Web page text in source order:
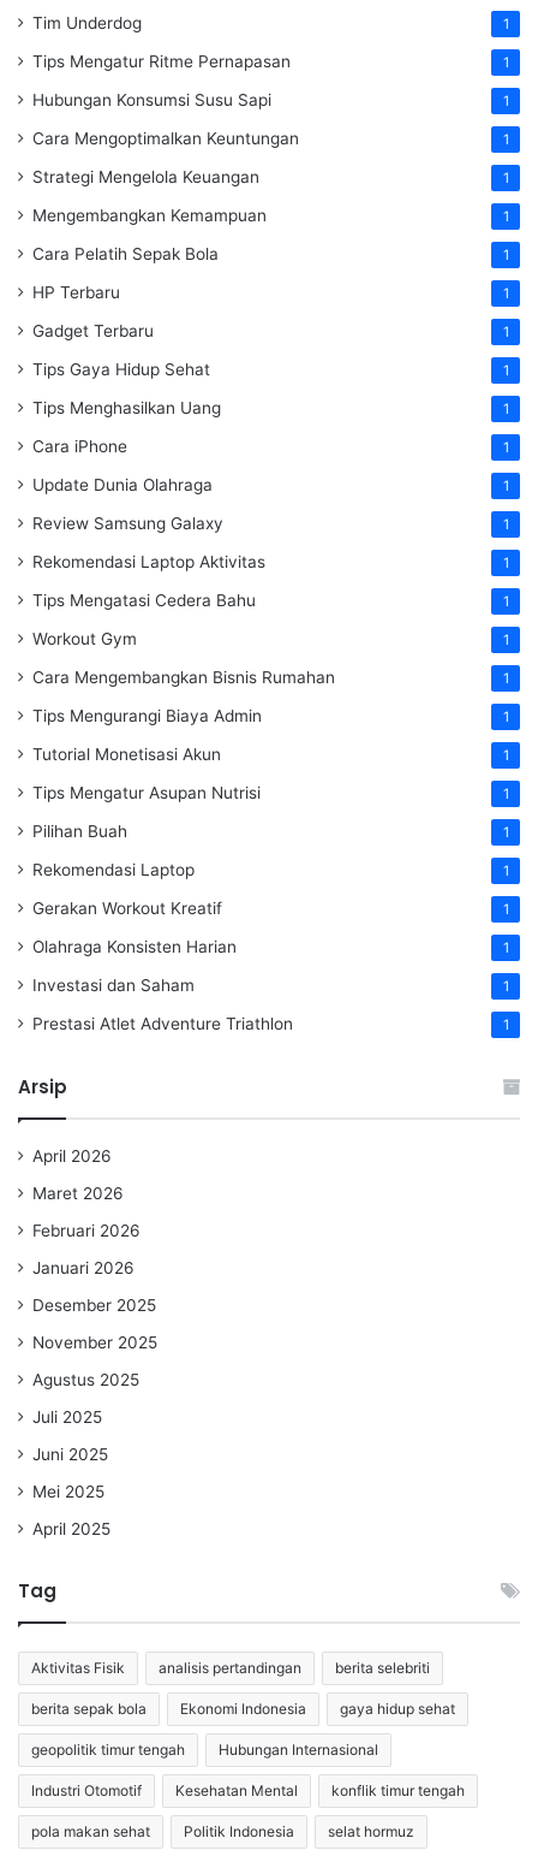
Tim Underdog 1
Tips Mengatur Ritme Pernapasan 1
Hubungan Konsumsi Susu Sapi 1
Cara Mengoptimalkan Keuntungan 1
Strategi Mengelola Keuangan 1
Mengembangkan Kemampuan 1
Cara Pelatih Sepak Bola 1
HP Terbaru 1
Gadget Terbaru 1
Tips Gaya Hidup Sehat 1
Tips Menghasilkan Uang 1
Cara iPhone 1
Update Dunia Olahraga 1
Review Samsung Galaxy 1
Rekomendasi Laptop Aktivitas 1
Tips Mengatasi Cedera Bahu 1
Workout Gym 1
Cara Mengembangkan Bisnis Rumahan 1
Tips Mengurangi Biaya Admin 1
Tutorial Monetisasi Akun 1
Tips Mengatur Asupan Nutrisi 1
Pilihan Buah 1
Rekomendasi Laptop 1
Gerakan Workout Kreatif 1
Olahraga Konsisten Harian 1
Investasi dan Saham 1
Prestasi Atlet Adventure Triathlon 1
Arsip
April 2026
Maret 2026
Februari 2026
Januari 2026
Desember 2025
November 2025
Agustus 2025
Juli 2025
Juni 2025
Mei 2025
April 2025
Tag
Aktivitas Fisik analisis pertandingan berita selebriti
berita sepak bola Ekonomi Indonesia gaya hidup sehat
geopolitik timur tengah Hubungan Internasional
Industri Otomotif Kesehatan Mental konflik timur tengah
pola makan sehat Politik Indonesia selat hormuz